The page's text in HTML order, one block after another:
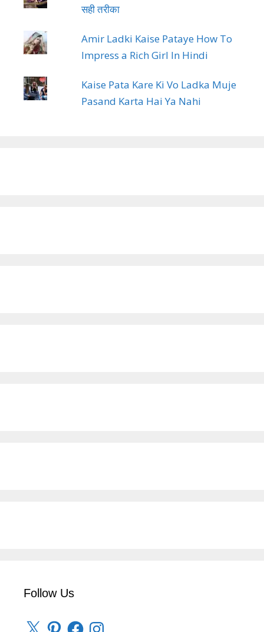
सही तरीका
Amir Ladki Kaise Pataye How To
Impress a Rich Girl In Hindi
Kaise Pata Kare Ki Vo Ladka Muje
Pasand Karta Hai Ya Nahi
Follow Us
X PinterestFacebookInstagram